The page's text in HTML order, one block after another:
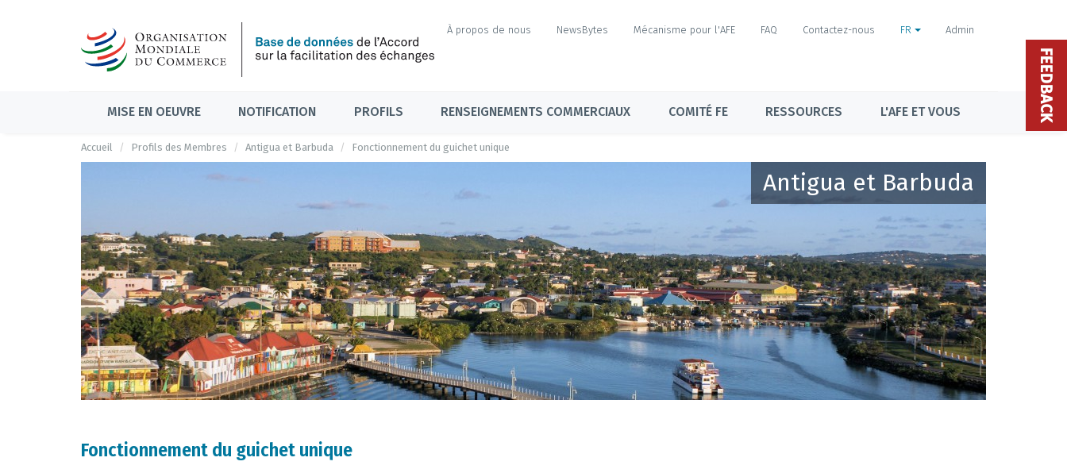
À propos de nous NewsBytes Mécanisme pour l'AFE FAQ Contactez-nous FR Admin
MISE EN OEUVRE NOTIFICATION PROFILS RENSEIGNEMENTS COMMERCIAUX COMITÉ FE RESSOURCES L'AFE ET VOUS
Accueil Profils des Membres Antigua et Barbuda Fonctionnement du guichet unique
Antigua et Barbuda
Fonctionnement du guichet unique
FEEDBACK